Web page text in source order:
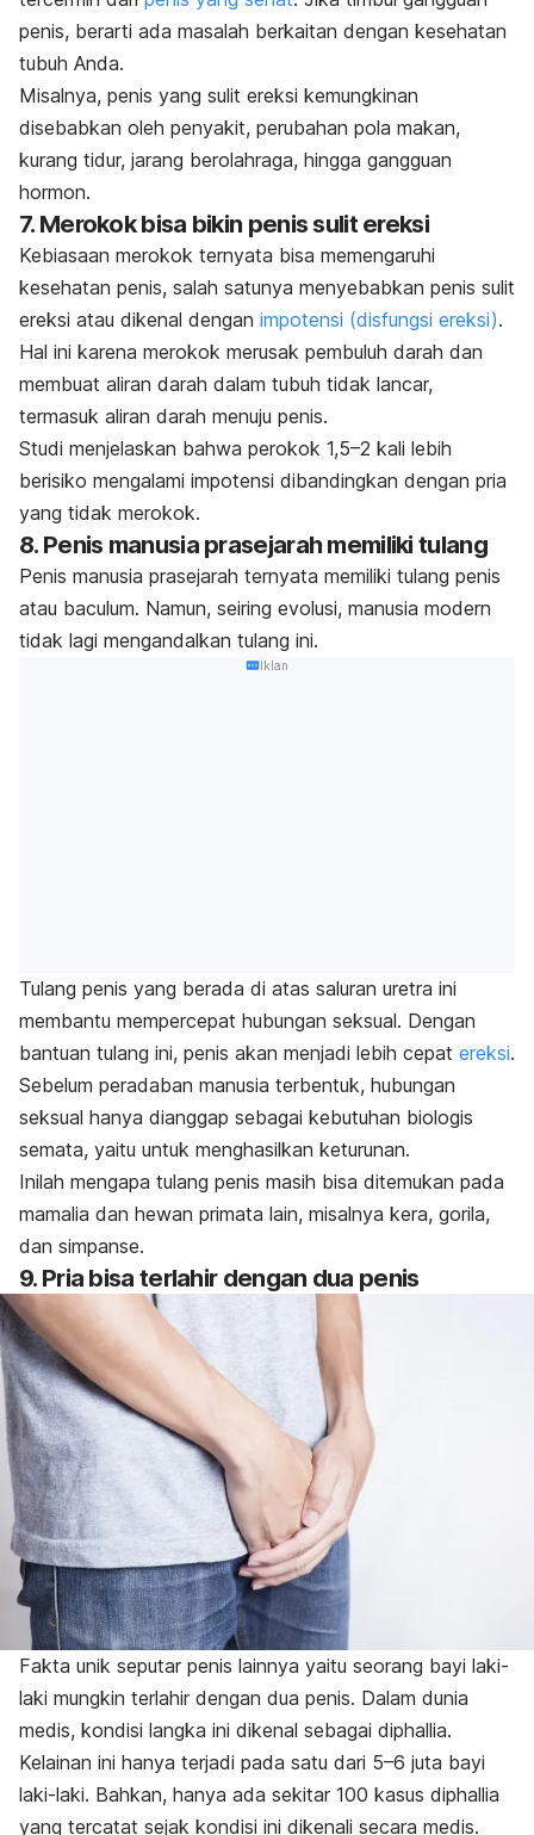
penis, berarti ada masalah berkaitan dengan kesehatan
tubuh Anda.
Misalnya, penis yang sulit ereksi kemungkinan
disebabkan oleh penyakit, perubahan pola makan,
kurang tidur, jarang berolahraga, hingga gangguan
hormon.
7. Merokok bisa bikin penis sulit ereksi
Kebiasaan merokok ternyata bisa memengaruhi
kesehatan penis, salah satunya menyebabkan penis sulit
ereksi atau dikenal dengan impotensi (disfungsi ereksi).
Hal ini karena merokok merusak pembuluh darah dan
membuat aliran darah dalam tubuh tidak lancar,
termasuk aliran darah menuju penis.
Studi menjelaskan bahwa perokok 1,5–2 kali lebih
berisiko mengalami impotensi dibandingkan dengan pria
yang tidak merokok.
8. Penis manusia prasejarah memiliki tulang
Penis manusia prasejarah ternyata memiliki tulang penis
atau baculum. Namun, seiring evolusi, manusia modern
tidak lagi mengandalkan tulang ini.
Iklan
Tulang penis yang berada di atas saluran uretra ini
membantu mempercepat hubungan seksual. Dengan
bantuan tulang ini, penis akan menjadi lebih cepat ereksi.
Sebelum peradaban manusia terbentuk, hubungan
seksual hanya dianggap sebagai kebutuhan biologis
semata, yaitu untuk menghasilkan keturunan.
Inilah mengapa tulang penis masih bisa ditemukan pada
mamalia dan hewan primata lain, misalnya kera, gorila,
dan simpanse.
9. Pria bisa terlahir dengan dua penis
Fakta unik seputar penis lainnya yaitu seorang bayi laki-
laki mungkin terlahir dengan dua penis. Dalam dunia
medis, kondisi langka ini dikenal sebagai diphallia.
Kelainan ini hanya terjadi pada satu dari 5–6 juta bayi
laki-laki. Bahkan, hanya ada sekitar 100 kasus diphallia
yang tercatat sejak kondisi ini dikenali secara medis.